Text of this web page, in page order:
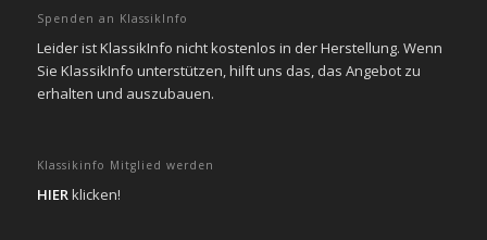
Spenden an KlassikInfo
Leider ist KlassikInfo nicht kostenlos in der Herstellung. Wenn
Sie KlassikInfo unterstützen, hilft uns das, das Angebot zu
erhalten und auszubauen.
Klassikinfo Mitglied werden
HIERklicken!